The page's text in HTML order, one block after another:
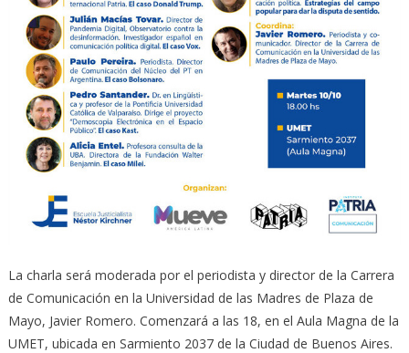
La charla será moderada por el periodista y director de la Carrera
de Comunicación en la Universidad de las Madres de Plaza de
Mayo, Javier Romero. Comenzará a las 18, en el Aula Magna de la
UMET, ubicada en Sarmiento 2037 de la Ciudad de Buenos Aires.